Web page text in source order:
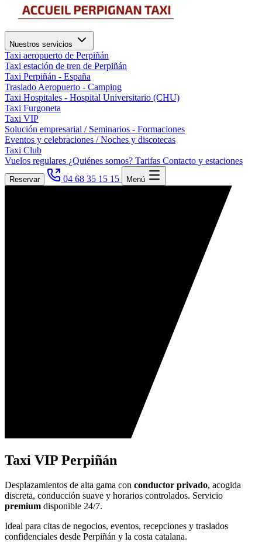
Nuestros servicios
Taxi aeropuerto de Perpiñán
Taxi estación de tren de Perpiñán
Taxi Perpiñán - España
Traslado Aeropuerto - Camping
Taxi Hospitales - Hospital Universitario (CHU)
Taxi Furgoneta
Taxi VIP
Solución empresarial / Seminarios - Formaciones
Eventos y celebraciones / Noches y discotecas
Taxi Club
Vuelos regulares ¿Quiénes somos? Tarifas Contacto y estaciones
Reservar 04 68 35 15 15 Menú
Taxi VIP Perpiñán
Desplazamientos de alta gama con conductor privado, acogida
discreta, conducción suave y horarios controlados. Servicio
premium disponible 24/7.
Ideal para citas de negocios, eventos, recepciones y traslados
confidenciales desde Perpiñán y la costa catalana.